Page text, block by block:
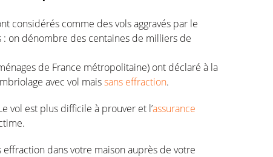
considérés comme des vols aggravés par le
on dénombre des centaines de milliers de
de France métropolitaine) ont déclaré à la
avec vol maissans effraction.
vol est plus difficile à prouver et l’assurance
dans votre maison auprès de votre